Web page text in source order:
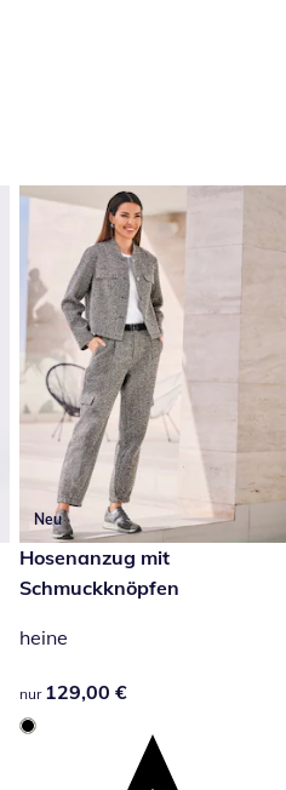
Neu
129,00 €
Hosenanzug mit
Schmuckknöpfen
heine
129,00 €
nur 129,00 €